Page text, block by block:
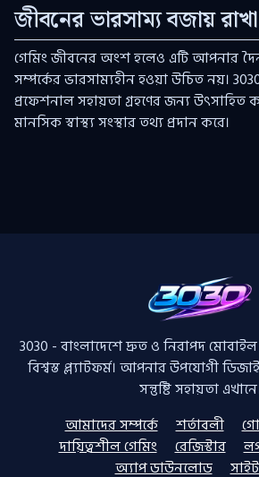
জীবনের ভারসাম্য বজায়
গেমিং জীবনের অংশ হলেও এটি আপনার
সম্পর্কের ভারসাম্যহীন হওয়া উচিত নয়।
প্রফেশনাল সহায়তা গ্রহণের জন্য উৎসাহিত
মানসিক স্বাস্থ্য সংস্থার তথ্য প্রদান করে।
3030 - বাংলাদেশে দ্রুত ও নিরাপদ
বিশ্বস্ত প্ল্যাটফর্ম। আপনার উপযোগী
সন্তুষ্টি সহায়তা
আমাদের সম্পর্কে
শর্তাবলী
দায়িত্বশীল গেমিং
রেজিস্টার
অ্যাপ ডাউনলোড